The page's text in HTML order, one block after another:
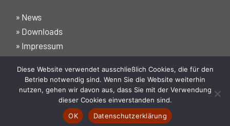
» News
» Downloads
» Impressum
»Datenschutzerklärung
»Förderung
Diese Website verwendet ausschließlich Cookies, die für den
Betrieb notwendig sind. Wenn Sie die Website weiterhin
nutzen, gehen wir davon aus, dass Sie mit der Verwendung
dieser Cookies einverstanden sind.
OK
Datenschutzerklärung